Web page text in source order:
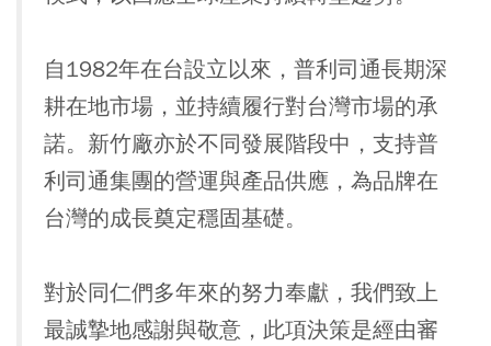
自1982年在台設立以來，普利司通長期深
耕在地市場，並持續履行對台灣市場的承
諾。新竹廠亦於不同發展階段中，支持普
利司通集團的營運與產品供應，為品牌在
台灣的成長奠定穩固基礎。
對於同仁們多年來的努力奉獻，我們致上
最誠摯地感謝與敬意，此項決策是經由審